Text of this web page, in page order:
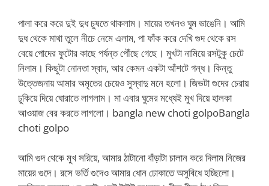
পালা করে করে দুই দুধ চুষতে থাকলাম। মায়ের তখনও ঘুম ভাঙেনি। আমি
দুধ থেকে মাথা তুলে নীচে নেমে এলাম, পা ফাঁক করে দেখি গুদ থেকে রস
বেয়ে পোদের ফুটোর কাছে পর্যন্ত পৌঁছে গেছে। মুখটা নামিয়ে রসটুকু চেটে
নিলাম। কিছুটা নোনতা স্বাদ, আর কেমন একটা আঁশটে গন্ধ। কিন্তু
উত্তেজনায় আমার অমৃতের চেয়েও সুস্বাদু মনে হলো। জিভটা গুদের চেরায়
ঢুকিয়ে দিয়ে ঘোরাতে লাগলাম। মা এবার ঘুমের মধ্যেই মুখ দিয়ে হালকা
আওয়াজ বের করতে লাগলো। bangla new choti golpoBangla
choti golpo
আমি গুদ থেকে মুখ সরিয়ে, আমার ঠাটানো বাঁড়াটা চালান করে দিলাম নিজের
মায়ের গুদে। রসে ভর্তি গুদেও আমার ধোন ঢোকাতে অসুবিধে হচ্ছিলো।